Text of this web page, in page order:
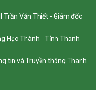
Trần Văn Thiết - Giám đốc
Hạc Thành - Tỉnh Thanh
tin và Truyền thông Thanh